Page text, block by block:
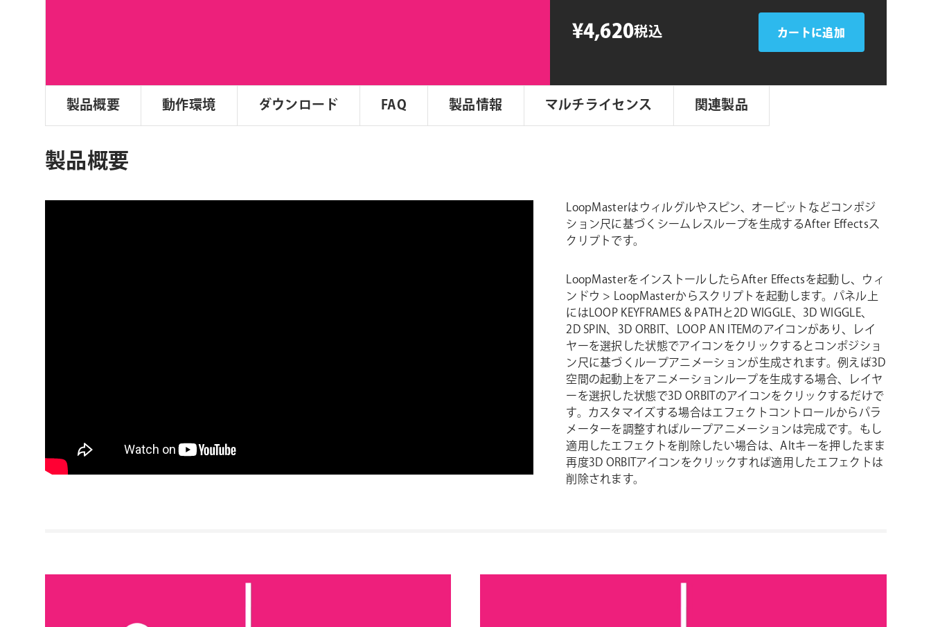
¥4,620税込 カートに追加
製品概要 動作環境 ダウンロード FAQ 製品情報 マルチライセンス 関連製品
製品概要
LoopMasterはウィルグルやスピン、オービットなどコンポジ
ション尺に基づくシームレスループを生成するAfter Effectsス
クリプトです。
LoopMasterをインストールしたらAfter Effectsを起動し、ウィ
ンドウ > LoopMasterからスクリプトを起動します。パネル上
にはLOOP KEYFRAMES & PATHと2D WIGGLE、3D WIGGLE、
2D SPIN、3D ORBIT、LOOP AN ITEMのアイコンがあり、レイ
ヤーを選択した状態でアイコンをクリックするとコンポジショ
ン尺に基づくループアニメーションが生成されます。例えば3D
空間の起動上をアニメーションループを生成する場合、レイヤ
ーを選択した状態で3D ORBITのアイコンをクリックするだけで
す。カスタマイズする場合はエフェクトコントロールからパラ
メーターを調整すればループアニメーションは完成です。もし
適用したエフェクトを削除したい場合は、Altキーを押したまま
再度3D ORBITアイコンをクリックすれば適用したエフェクトは
削除されます。